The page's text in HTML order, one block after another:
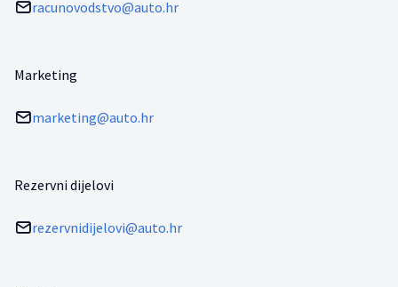
racunovodstvo@auto.hr
Marketing
marketing@auto.hr
Rezervni dijelovi
rezervnidijelovi@auto.hr